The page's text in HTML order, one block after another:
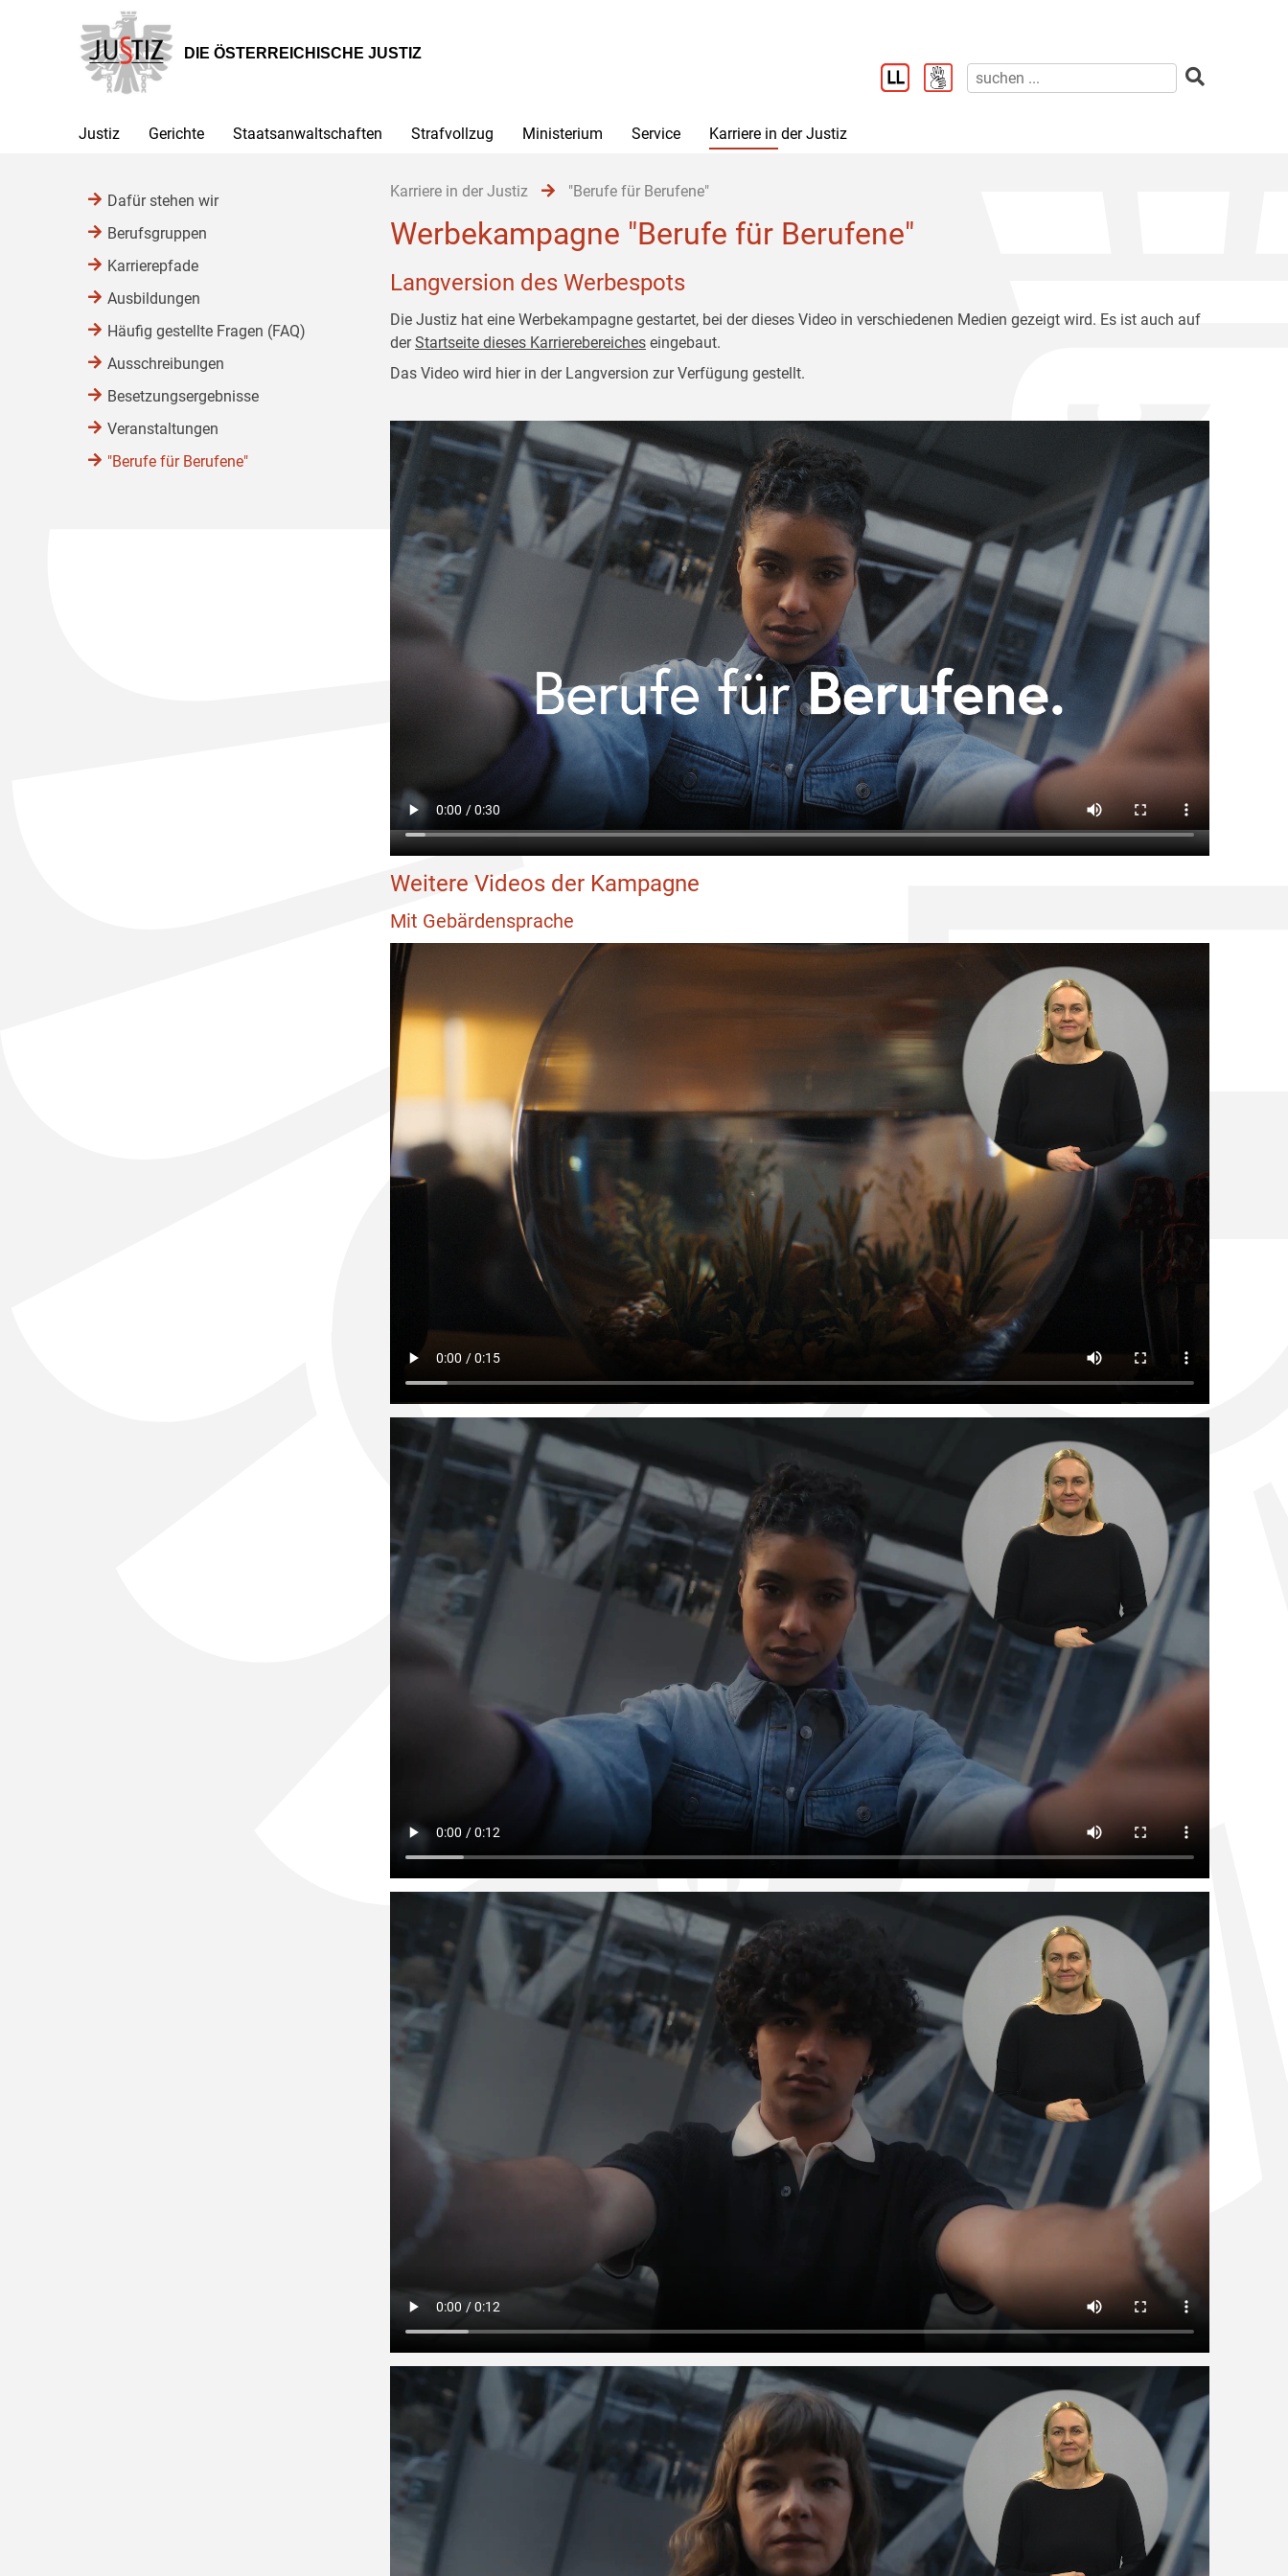
Hauptnavigation
[1]
Inhalt
[2]
Untermenü
[3]
DIE ÖSTERREICHISCHE JUSTIZ
Justiz Gerichte Staatsanwaltschaften Strafvollzug Ministerium Service Karriere in der Justiz
Karriere in der Justiz "Berufe für Berufene"
Werbekampagne "Berufe für Berufene"
Langversion des Werbespots
Die Justiz hat eine Werbekampagne gestartet, bei der dieses Video in verschiedenen Medien gezeigt wird. Es ist auch auf
derStartseite dieses Karrierebereiches eingebaut.
Das Video wird hier in der Langversion zur Verfügung gestellt.
Weitere Videos der Kampagne
Mit Gebärdensprache
Dafür stehen wir
Berufsgruppen
Karrierepfade
Ausbildungen
Häufig gestellte Fragen (FAQ)
Ausschreibungen
Besetzungsergebnisse
Veranstaltungen
"Berufe für Berufene"